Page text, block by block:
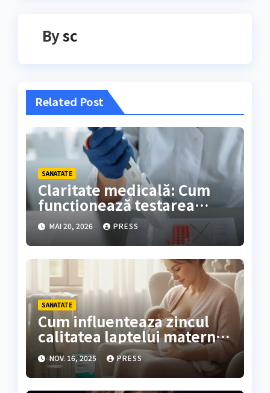
Bysc
Related Post
SANATATE
Claritate medicală: Cum
funcționează testarea
genetică și cine are nevoie
de ea?
MAI 20, 2026 PRESS
SANATATE
Cum influenteaza zincul
calitatea laptelui matern si
dezvoltarea sugarului?
NOV. 16, 2025 PRESS